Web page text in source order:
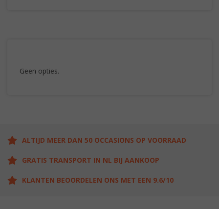
Geen opties.
ALTIJD MEER DAN 50 OCCASIONS OP VOORRAAD
GRATIS TRANSPORT IN NL BIJ AANKOOP
KLANTEN BEOORDELEN ONS MET EEN 9.6/10